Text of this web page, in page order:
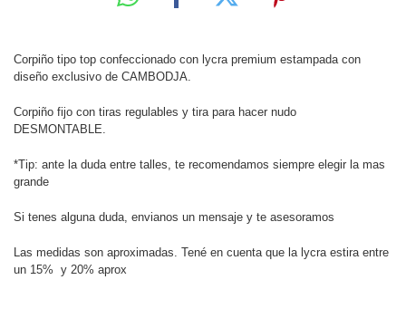
Corpiño tipo top confeccionado con lycra premium estampada con
diseño exclusivo de CAMBODJA.
Corpiño fijo con tiras regulables y tira para hacer nudo
DESMONTABLE.
*Tip: ante la duda entre talles, te recomendamos siempre elegir la mas
grande
Si tenes alguna duda, envianos un mensaje y te asesoramos
Las medidas son aproximadas. Tené en cuenta que la lycra estira entre
un 15% y 20% aprox